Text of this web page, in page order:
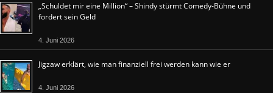
„Schuldet mir eine Million“ – Shindy stürmt Comedy-Bühne und
fordert sein Geld
4. Juni 2026
Jigzaw erklärt, wie man finanziell frei werden kann wie er
4. Juni 2026